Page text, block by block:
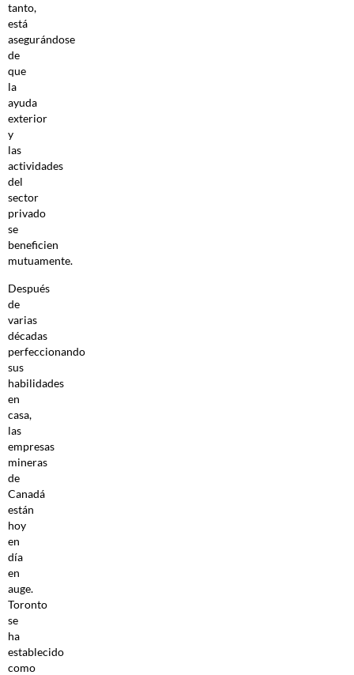
tanto,
está
asegurándose
de
que
la
ayuda
exterior
y
las
actividades
del
sector
privado
se
beneficien
mutuamente.
Después
de
varias
décadas
perfeccionando
sus
habilidades
en
casa,
las
empresas
mineras
de
Canadá
están
hoy
en
día
en
auge.
Toronto
se
ha
establecido
como